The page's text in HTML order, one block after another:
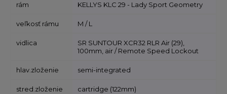
rám KELLYS KLC 29 - Lady Sport Geometry
veľkosť rámu M / L
vidlica
SR SUNTOUR XCR32 RLR Air (29),
100mm, air / Remote Speed Lockout
hlav.zloženie semi-integrated
stred.zloženie cartridge (122mm)